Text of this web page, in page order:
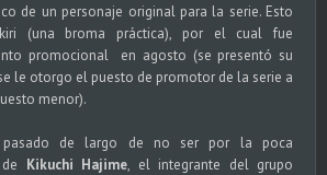
de un personaje original para la serie. Esto
(una broma práctica), por el cual fue
promocional en agosto (se presentó su
le otorgo el puesto de promotor de la serie a
menor).
pasado de largo de no ser por la poca
Kikuchi Hajime, el integrante del grupo